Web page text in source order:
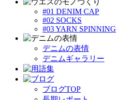
#01 DENIM CAP
#02 SOCKS
#03 YARN SPINNING
デニムの表情
デニムギャラリー
ブログTOP